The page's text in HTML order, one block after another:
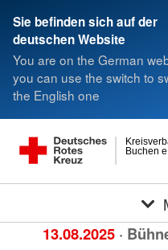
Sie befinden sich auf der
deutschen Website
You are on the German
you can use the switch to
the English one
Buchen
13.08.2025 ·